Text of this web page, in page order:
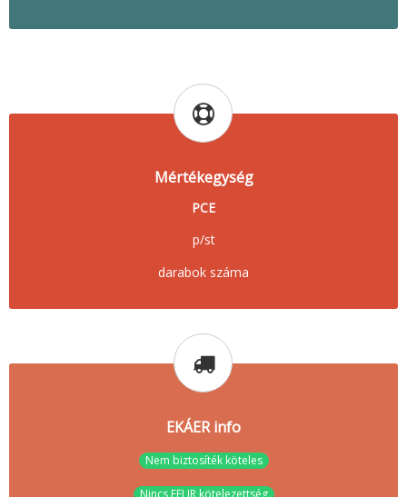
Mértékegység
PCE
p/st
darabok száma
EKÁER info
Nem biztosíték köteles
Nincs FELIR kötelezettség